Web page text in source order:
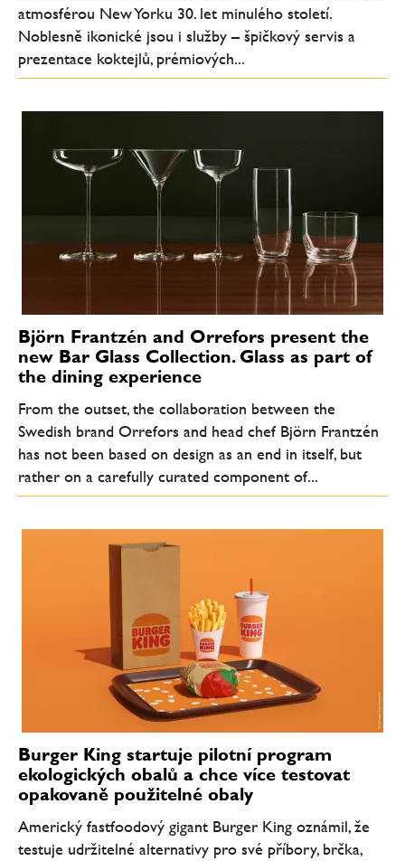
atmosférou New Yorku 30. let minulého století.
Noblesně ikonické jsou i služby – špičkový servis a
prezentace koktejlů, prémiových...
Björn Frantzén and Orrefors present the
new Bar Glass Collection. Glass as part of
the dining experience
From the outset, the collaboration between the
Swedish brand Orrefors and head chef Björn Frantzén
has not been based on design as an end in itself, but
rather on a carefully curated component of...
Burger King startuje pilotní program
ekologických obalů a chce více testovat
opakovaně použitelné obaly
Americký fastfoodový gigant Burger King oznámil, že
testuje udržitelné alternativy pro své příbory, brčka,